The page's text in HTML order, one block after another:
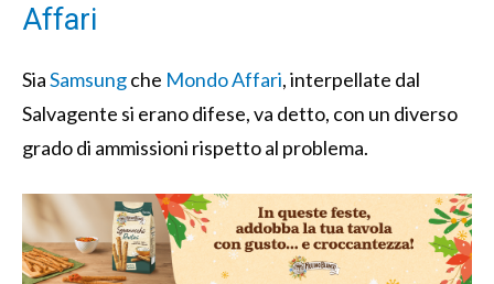
Affari
SiaSamsungche Mondo Affari, interpellate dal
Salvagente si erano difese, va detto, con un diverso
grado di ammissioni rispetto al problema.